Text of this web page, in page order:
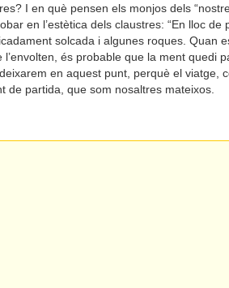
I en què pensen els monjos dels
en l’estètica dels claustres: “En lloc
solcada i algunes roques. Quan
l’envolten, és probable que la ment quedi
en aquest punt, perquè el viatge,
de partida, que som nosaltres mateixos.